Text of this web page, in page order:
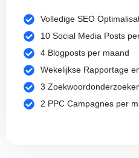
Volledige SEO
10 Social Media Posts
4 Blogposts per maand
Wekelijkse Rapportage
3
2 PPC Campagnes per